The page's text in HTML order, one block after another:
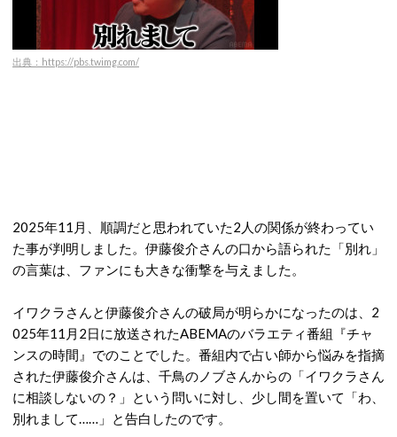
出典：https://pbs.twimg.com/
2025年11月、順調だと思われていた2人の関係が終わってい
た事が判明しました。伊藤俊介さんの口から語られた「別れ」
の言葉は、ファンにも大きな衝撃を与えました。
イワクラさんと伊藤俊介さんの破局が明らかになったのは、2
025年11月2日に放送されたABEMAのバラエティ番組『チャ
ンスの時間』でのことでした。 番組内で占い師から悩みを指摘
された伊藤俊介さんは、千鳥のノブさんからの「イワクラさん
に相談しないの？」という問いに対し、少し間を置いて「わ、
別れまして……」と告白したのです。